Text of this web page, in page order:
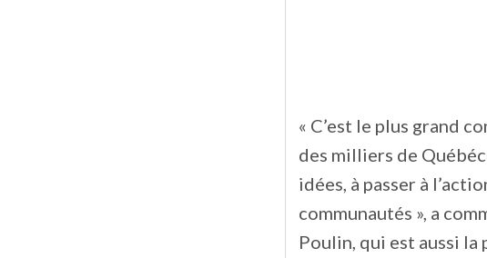
« C’est le plus grand
des milliers de
idées, à passer à
communautés », a
Poulin, qui est aussi